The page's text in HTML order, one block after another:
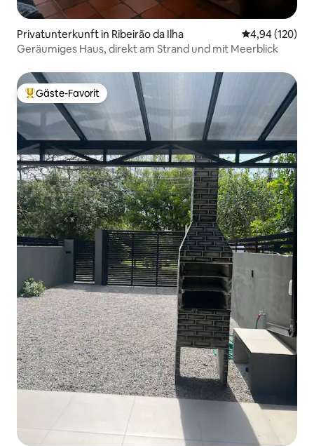
Privatunterkunft in Ribeirão da Ilha
4,94 (120)
Geräumiges Haus, direkt am Strand und mit Meerblick
Beliebter Gäste-Favorit.
Gäste-Favorit